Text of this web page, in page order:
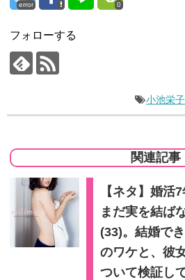
error 0
フォローする
小池栄子
関連記事
【ネタ】婚活
まだ実を結ば
(33)。結婚で
のワケと、彼
ついて検証し